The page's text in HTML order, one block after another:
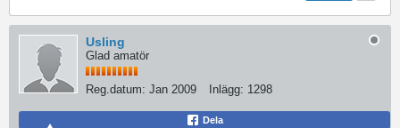
Usling
Glad amatör
Reg.datum: Jan 2009 Inlägg: 1298
Dela